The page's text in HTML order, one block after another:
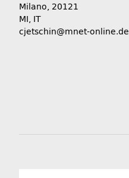
Milano, 20121
MI, IT
cjetschin@mnet-online.de